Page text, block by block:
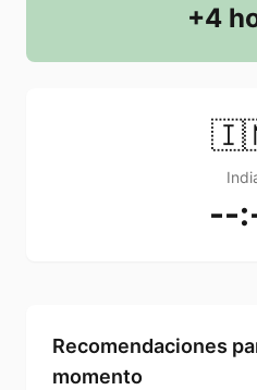
+4
--
Recomendaciones
momento